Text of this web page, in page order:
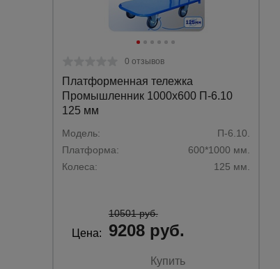
0 отзывов
Платформенная тележка
Промышленник 1000х600 П-6.10
125 мм
Модель:
П-6.10.
Платформа:
600*1000 мм.
Колеса:
125 мм.
Цена:
10501 руб.
9208 руб.
Купить